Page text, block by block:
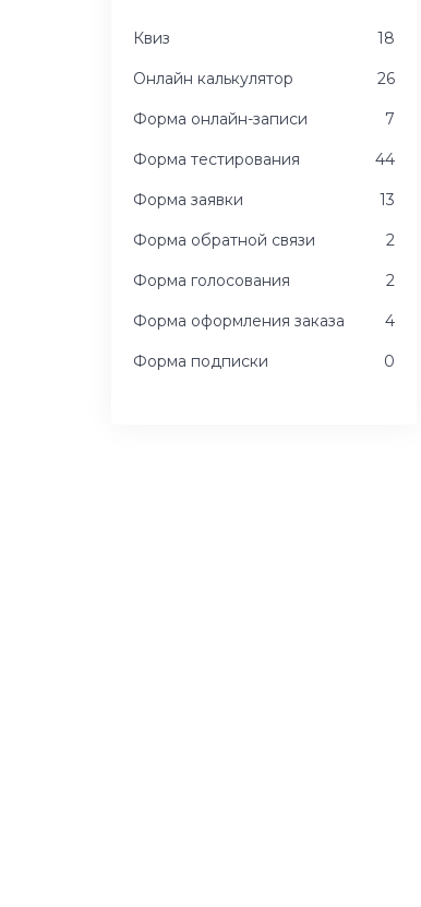
Квиз 18
Онлайн калькулятор 26
Форма онлайн-записи 7
Форма тестирования 44
Форма заявки 13
Форма обратной связи 2
Форма голосования 2
Форма оформления заказа 4
Форма подписки 0